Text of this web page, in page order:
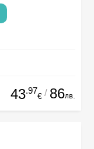
43.97
€ / 86лв.